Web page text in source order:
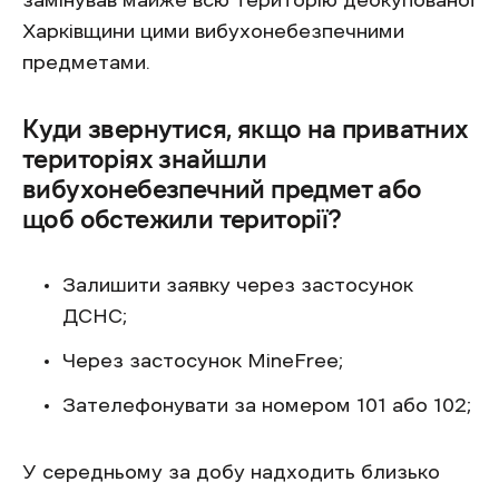
Харківщини цими вибухонебезпечними
предметами.
Куди звернутися, якщо на приватних
територіях знайшли
вибухонебезпечний предмет або
щоб обстежили території?
Залишити заявку через застосунок
ДСНС;
Через застосунок MineFree;
Зателефонувати за номером 101 або 102;
У середньому за добу надходить близько